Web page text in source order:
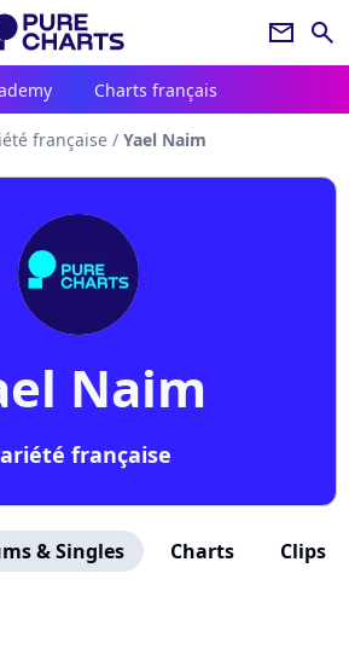
newsletter search
Charts français
française / Yael Naim
Naim
française
& Singles Charts Clips